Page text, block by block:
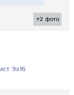
+2 фото
9х16